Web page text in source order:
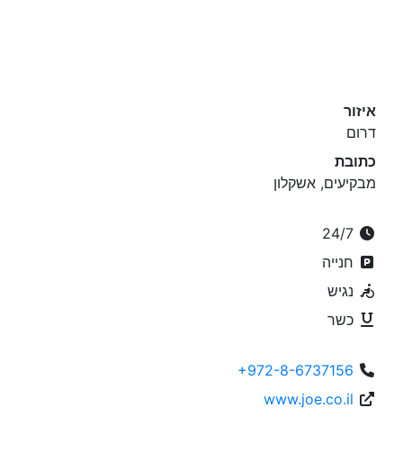
איזור
דרום
כתובת
מבקיעים, אשקלון
חנייה
נגיש
כשר
+972-8-6737156
www.joe.co.il